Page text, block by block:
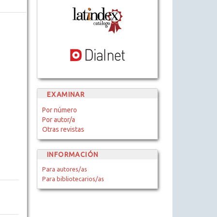
EXAMINAR
Por número
Por autor/a
Otras revistas
INFORMACIÓN
Para autores/as
Para bibliotecarios/as